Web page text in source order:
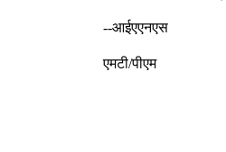
--आईएएनएस
एमटी/पीएम